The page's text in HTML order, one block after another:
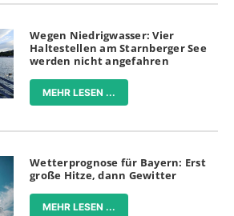
Wegen Niedrigwasser: Vier
Haltestellen am Starnberger See
werden nicht angefahren
MEHR LESEN ...
Wetterprognose für Bayern: Erst
große Hitze, dann Gewitter
MEHR LESEN ...